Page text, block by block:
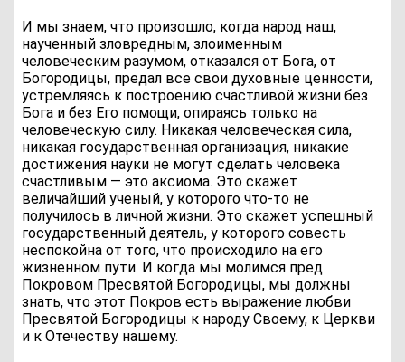
И мы знаем, что произошло, когда народ наш,
наученный зловредным, злоименным
человеческим разумом, отказался от Бога, от
Богородицы, предал все свои духовные ценности,
устремляясь к построению счастливой жизни без
Бога и без Его помощи, опираясь только на
человеческую силу. Никакая человеческая сила,
никакая государственная организация, никакие
достижения науки не могут сделать человека
счастливым — это аксиома. Это скажет
величайший ученый, у которого что-то не
получилось в личной жизни. Это скажет успешный
государственный деятель, у которого совесть
неспокойна от того, что происходило на его
жизненном пути. И когда мы молимся пред
Покровом Пресвятой Богородицы, мы должны
знать, что этот Покров есть выражение любви
Пресвятой Богородицы к народу Своему, к Церкви
и к Отечеству нашему.